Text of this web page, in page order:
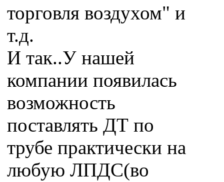
торговля воздухом" и
т.д.
И так..У нашей
компании появилась
возможность
поставлять ДТ по
трубе практически на
любую ЛПДС(во